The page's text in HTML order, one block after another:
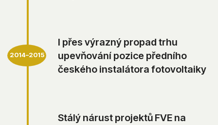
I přes výrazný propad trhu
upevňování pozice předního
českého instalátora fotovoltaiky
2014–2015
Stálý nárust projektů FVE na